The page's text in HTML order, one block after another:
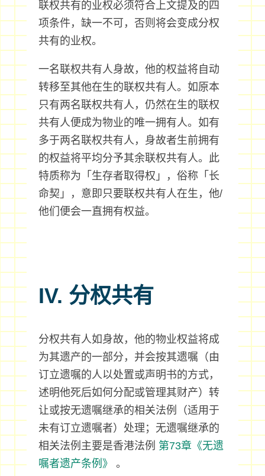
联权共有的业权必须符合上文提及的四
项条件，缺一不可，否则将会变成分权
共有的业权。
一名联权共有人身故，他的权益将自动
转移至其他在生的联权共有人。如原本
只有两名联权共有人，仍然在生的联权
共有人便成为物业的唯一拥有人。如有
多于两名联权共有人，身故者生前拥有
的权益将平均分予其余联权共有人。此
特质称为「生存者取得权」，俗称「长
命契」，意即只要联权共有人在生，他/
他们便会一直拥有权益。
IV. 分权共有
分权共有人如身故，他的物业权益将成
为其遗产的一部分，并会按其遗嘱（由
订立遗嘱的人以处置或声明书的方式，
述明他死后如何分配或管理其财产）转
让或按无遗嘱继承的相关法例（适用于
未有订立遗嘱者）处理；无遗嘱继承的
相关法例主要是香港法例 第73章《无遗
嘱者遗产条例》
。